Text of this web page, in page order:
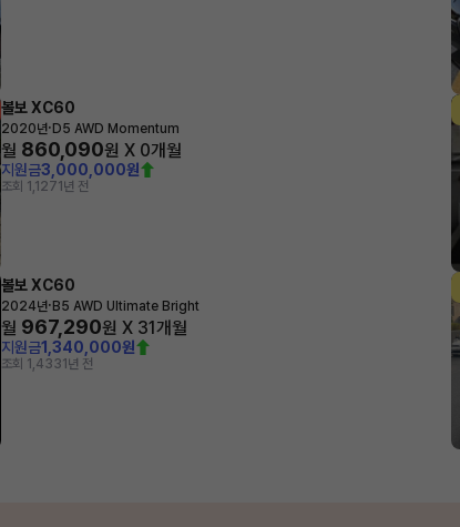
볼보 XC60
2020년· D5 AWD Momentum
월 860,090원 X 0개월
지원금3,000,000원
조회 1,1271년 전
볼보 XC60
2024년· B5 AWD Ultimate Bright
월 967,290원 X 31개월
지원금1,340,000원
조회 1,4331년 전